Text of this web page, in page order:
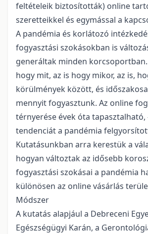
feltételeik biztosították) online
szeretteikkel és egymással a
A pandémia és korlátozó
fogyasztási szokásokban is
generáltak minden
hogy mit, az is hogy mikor, az is,
körülmények között, és
mennyit fogyasztunk. Az online
térnyerése évek óta tapasztalható,
tendenciát a pandémia
Kutatásunkban arra kerestük a
hogyan változtak az idősebb
fogyasztási szokásai a pandémia
különösen az online vásárlás
Módszer
A kutatás alapjául a Debreceni
Egészségügyi Karán, a